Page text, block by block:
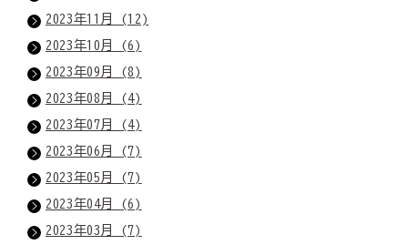
2023年11月 (12)
2023年10月 (6)
2023年09月 (8)
2023年08月 (4)
2023年07月 (4)
2023年06月 (7)
2023年05月 (7)
2023年04月 (6)
2023年03月 (7)